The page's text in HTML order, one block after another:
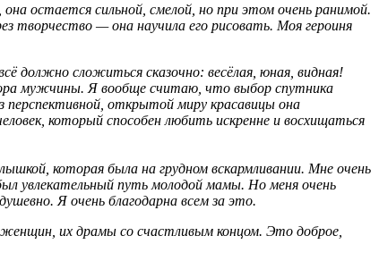
остается сильной, смелой, но при этом очень ранимой.
творчество — она научила его рисовать. Моя героиня
должно сложиться сказочно: весёлая, юная, видная!
мужчины. Я вообще считаю, что выбор спутника
открытой миру красавицы она
который способен любить искренне и восхищаться
которая была на грудном вскармливании. Мне очень
увлекательный путь молодой мамы. Но меня очень
Я очень благодарна всем за это.
их драмы со счастливым концом. Это доброе,